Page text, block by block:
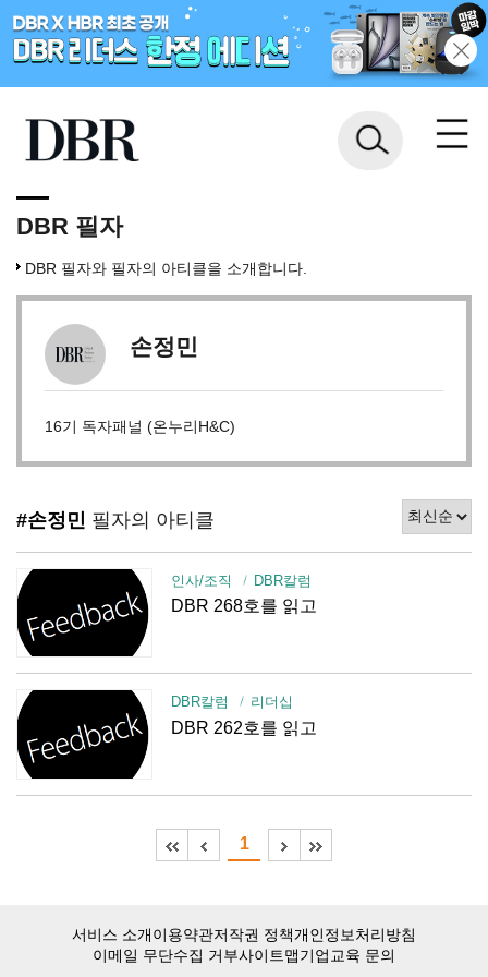
DBR 필자
DBR 필자와 필자의 아티클을 소개합니다.
손정민
16기 독자패널 (온누리H&C)
#손정민 필자의 아티클
인사/조직 DBR칼럼
DBR 268호를 읽고
DBR칼럼 리더십
DBR 262호를 읽고
1
서비스 소개이용약관저작권 정책개인정보처리방침
이메일 무단수집 거부사이트맵기업교육 문의